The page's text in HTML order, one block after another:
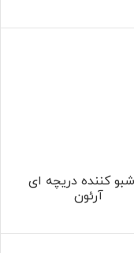
کننده دریچه ای
آرئون